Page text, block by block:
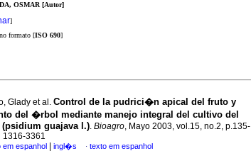
OSMAR [Autor]
]
formato [ISO 690]
Glady et al. Control de la pudrici�n apical del fruto y
del �rbol mediante manejo integral del cultivo del
(psidium guajava l.). Bioagro, Mayo 2003, vol.15, no.2, p.135-
1316-3361
em espanhol ingl�s · texto em espanhol